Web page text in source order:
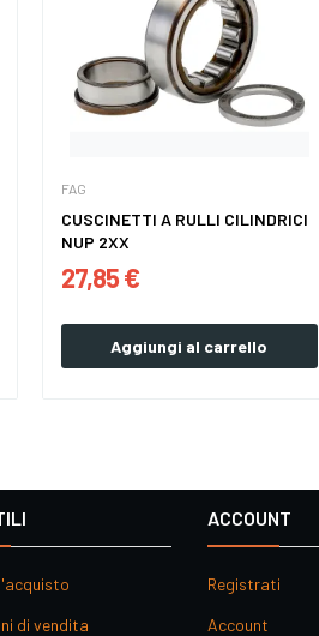
FAG
CUSCINETTI A RULLI CILINDRICI
NUP 2XX
27,85 €
Aggiungi al carrello
di vendita
ACCOUNT
Registrati
Account